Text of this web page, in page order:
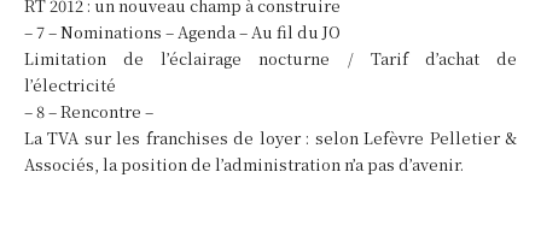
RT 2012 : un nouveau champ à construire
– 7 – Nominations – Agenda – Au fil du JO
Limitation de l’éclairage nocturne / Tarif d’achat de
l’électricité
– 8 – Rencontre –
La TVA sur les franchises de loyer : selon Lefèvre Pelletier &
Associés, la position de l’administration n’a pas d’avenir.